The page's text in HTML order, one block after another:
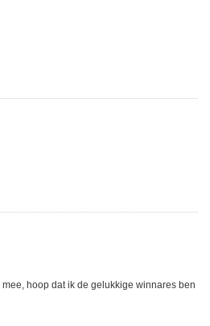
hoop dat ik de gelukkige winnares ben